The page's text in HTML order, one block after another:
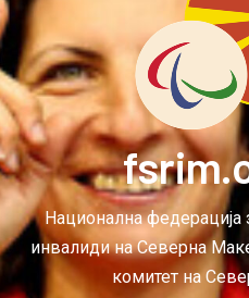
Национална федерација
инвалиди на Северна
комитет на